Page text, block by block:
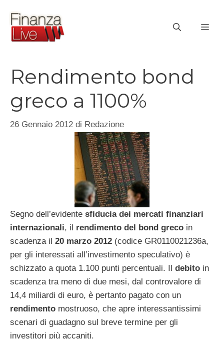
contenuto
Rendimento bond
greco a 1100%
26 Gennaio 2012 di Redazione
Segno dell’evidente sfiducia dei mercati finanziari
internazionali, il rendimento del bond greco in
scadenza il 20 marzo 2012 (codice GR0110021236a,
per gli interessati all’investimento speculativo) è
schizzato a quota 1.100 punti percentuali. Il debito in
scadenza tra meno di due mesi, dal controvalore di
14,4 miliardi di euro, è pertanto pagato con un
rendimento mostruoso, che apre interessantissimi
scenari di guadagno sul breve termine per gli
investitori più accaniti.